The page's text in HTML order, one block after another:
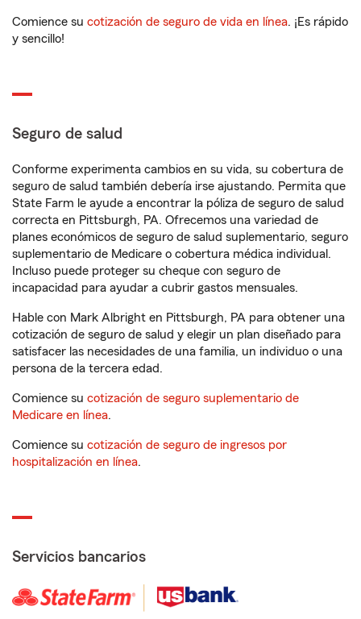
Comience su cotización de seguro de vida en línea. ¡Es rápido
y sencillo!
Seguro de salud
Conforme experimenta cambios en su vida, su cobertura de
seguro de salud también debería irse ajustando. Permita que
State Farm le ayude a encontrar la póliza de seguro de salud
correcta en Pittsburgh, PA. Ofrecemos una variedad de
planes económicos de seguro de salud suplementario, seguro
suplementario de Medicare o cobertura médica individual.
Incluso puede proteger su cheque con seguro de
incapacidad para ayudar a cubrir gastos mensuales.
Hable con Mark Albright en Pittsburgh, PA para obtener una
cotización de seguro de salud y elegir un plan diseñado para
satisfacer las necesidades de una familia, un individuo o una
persona de la tercera edad.
Comience su cotización de seguro suplementario de
Medicare en línea.
Comience su cotización de seguro de ingresos por
hospitalización en línea.
Servicios bancarios